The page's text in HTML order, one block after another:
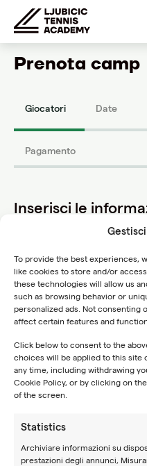
To provide the best experiences,
like cookies to store and/or
these technologies will allow us
such as browsing behavior or
personalized ads. Not consenting
affect certain features and
Click below to consent to the
choices will be applied to this site
any time, including withdrawing
Cookie Policy, or by clicking on
of the screen.
Statistics
Archiviare informazioni su
prestazioni degli annunci,
Prenota camp
Giocatori Date
Pagamento
Inserisci le
È possibile aggiungere
campi estivi di tennis è di
È possibile aggiungere
prenotazione. Aggiungi
aggiungere altri ospiti o
desideri soggiornare
Player 1
* Nome